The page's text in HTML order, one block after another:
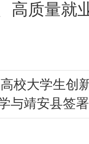
高质量就
校大学生创
与靖安县签